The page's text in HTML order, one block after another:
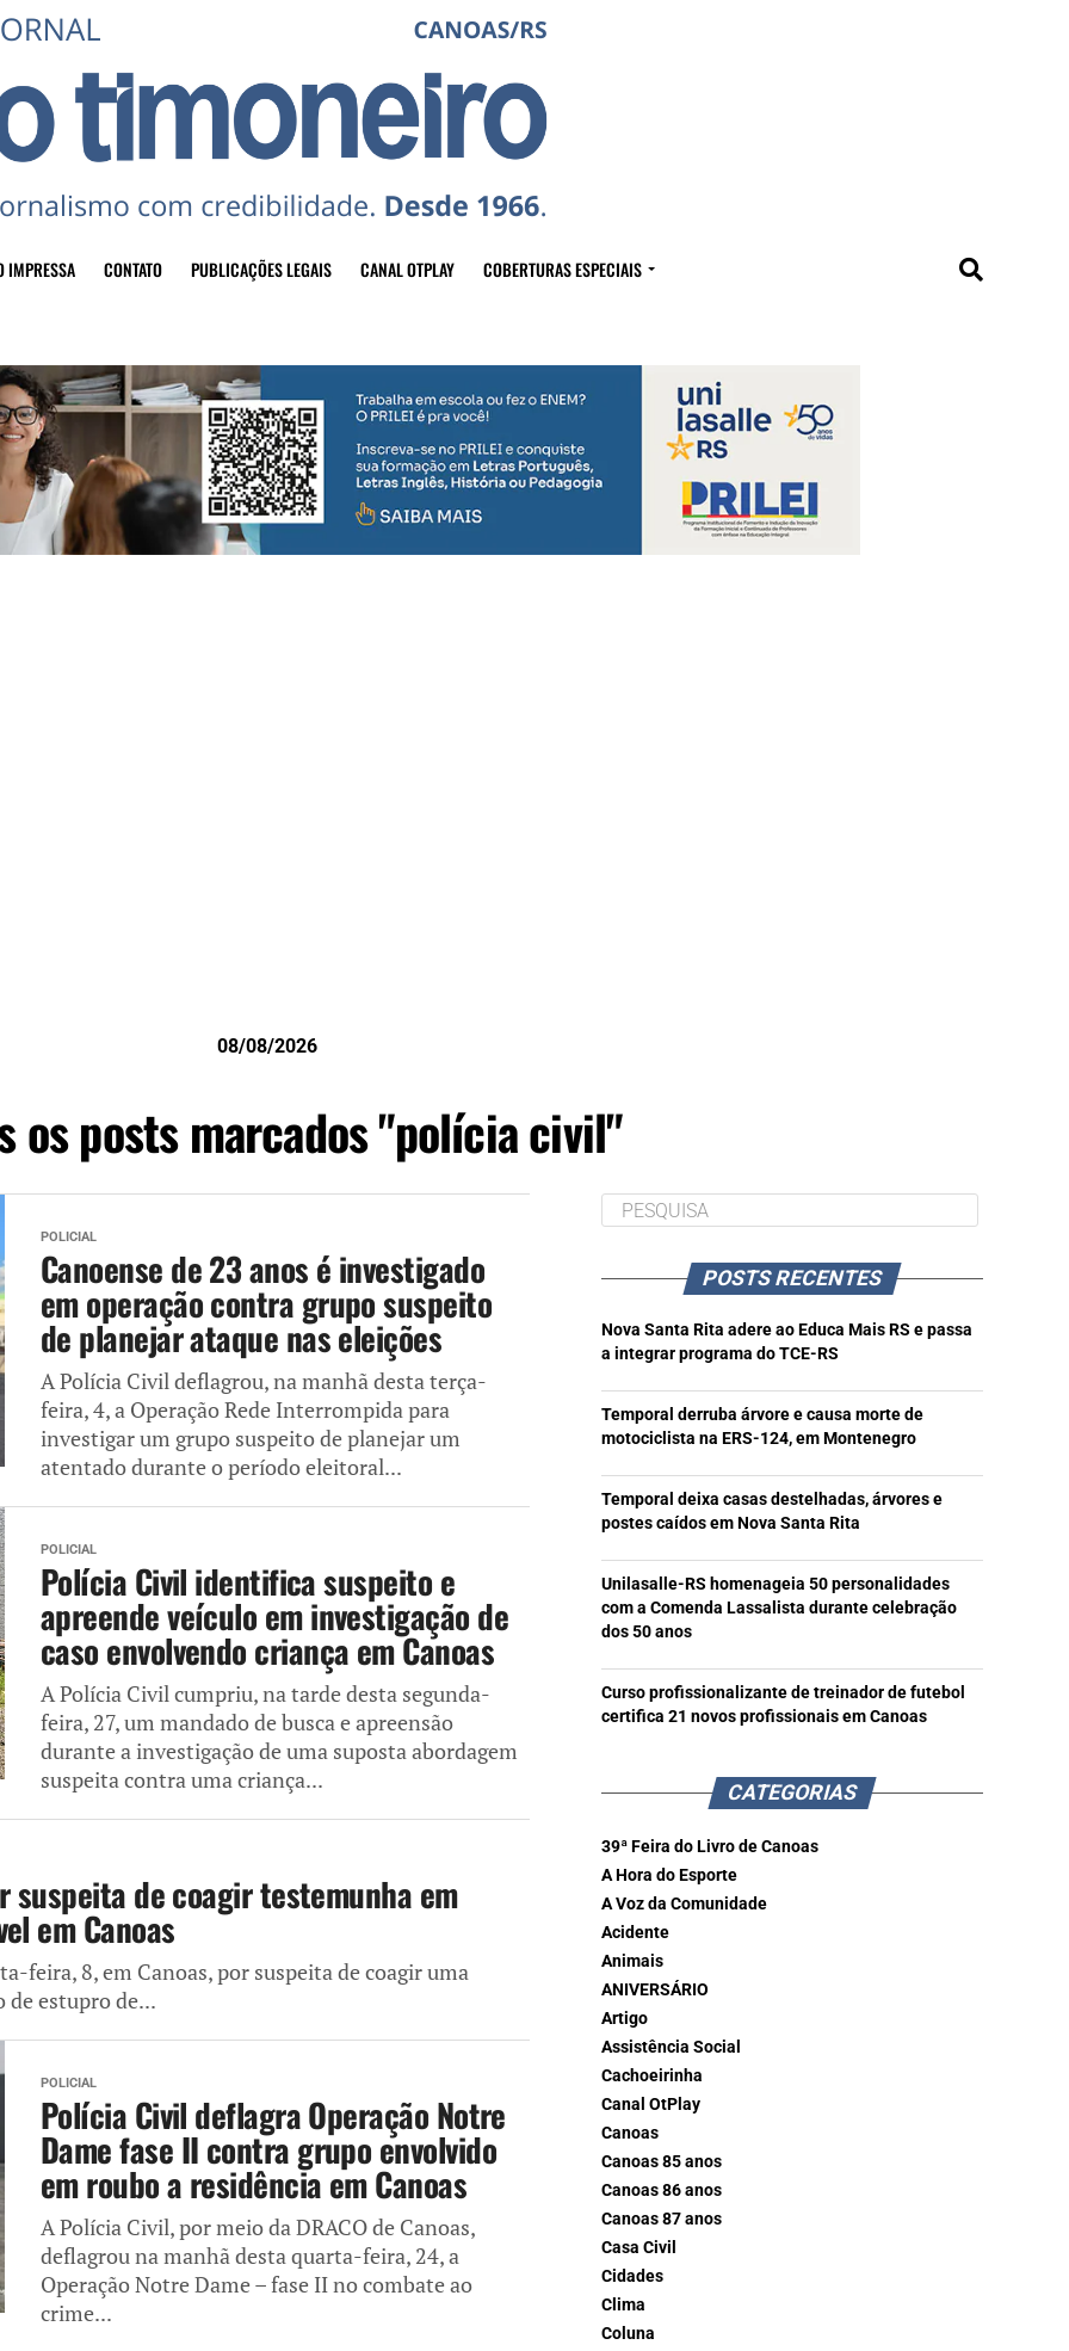
IMPRESSA CONTATO PUBLICAÇÕES LEGAIS CANAL OTPLAY COBERTURAS ESPECIAIS
08/08/2026
os posts marcados "polícia civil"
POLICIAL
Canoense de 23 anos é investigado
em operação contra grupo suspeito
de planejar ataque nas eleições
A Polícia Civil deflagrou, na manhã desta terça-
feira, 4, a Operação Rede Interrompida para
investigar um grupo suspeito de planejar um
atentado durante o período eleitoral...
POLICIAL
Polícia Civil identifica suspeito e
apreende veículo em investigação de
caso envolvendo criança em Canoas
A Polícia Civil cumpriu, na tarde desta segunda-
feira, 27, um mandado de busca e apreensão
durante a investigação de uma suposta abordagem
suspeita contra uma criança...
suspeita de coagir testemunha em
em Canoas
feira, 8, em Canoas, por suspeita de coagir uma
de estupro de...
POLICIAL
Polícia Civil deflagra Operação Notre
Dame fase II contra grupo envolvido
em roubo a residência em Canoas
A Polícia Civil, por meio da DRACO de Canoas,
deflagrou na manhã desta quarta-feira, 24, a
Operação Notre Dame – fase II no combate ao
crime...
POSTS RECENTES
Nova Santa Rita adere ao Educa Mais RS e passa
a integrar programa do TCE-RS
Temporal derruba árvore e causa morte de
motociclista na ERS-124, em Montenegro
Temporal deixa casas destelhadas, árvores e
postes caídos em Nova Santa Rita
Unilasalle-RS homenageia 50 personalidades
com a Comenda Lassalista durante celebração
dos 50 anos
Curso profissionalizante de treinador de futebol
certifica 21 novos profissionais em Canoas
CATEGORIAS
39ª Feira do Livro de Canoas
A Hora do Esporte
A Voz da Comunidade
Acidente
Animais
ANIVERSÁRIO
Artigo
Assistência Social
Cachoeirinha
Canal OtPlay
Canoas
Canoas 85 anos
Canoas 86 anos
Canoas 87 anos
Casa Civil
Cidades
Clima
Coluna